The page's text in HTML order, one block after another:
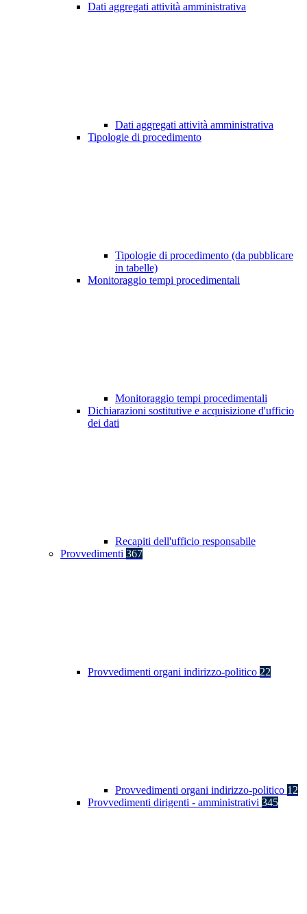
Dati aggregati attività amministrativa
Dati aggregati attività amministrativa
Tipologie di procedimento
Tipologie di procedimento (da pubblicare
in tabelle)
Monitoraggio tempi procedimentali
Monitoraggio tempi procedimentali
Dichiarazioni sostitutive e acquisizione d'ufficio
dei dati
Recapiti dell'ufficio responsabile
Provvedimenti 367
Provvedimenti organi indirizzo-politico 22
Provvedimenti organi indirizzo-politico 12
Provvedimenti dirigenti - amministrativi 345